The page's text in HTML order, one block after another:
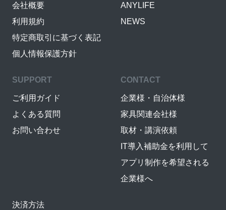
会社概要
利用規約
特定商取引に基づく表記
個人情報保護方針
ANYLIFE
NEWS
SUPPORT
ご利用ガイド
よくある質問
お問い合わせ
CONTACT
企業様・自治体様
家具関連会社様
取材・講演依頼
IT導入補助金を利用して
アプリ制作を希望される
企業様へ
決済方法